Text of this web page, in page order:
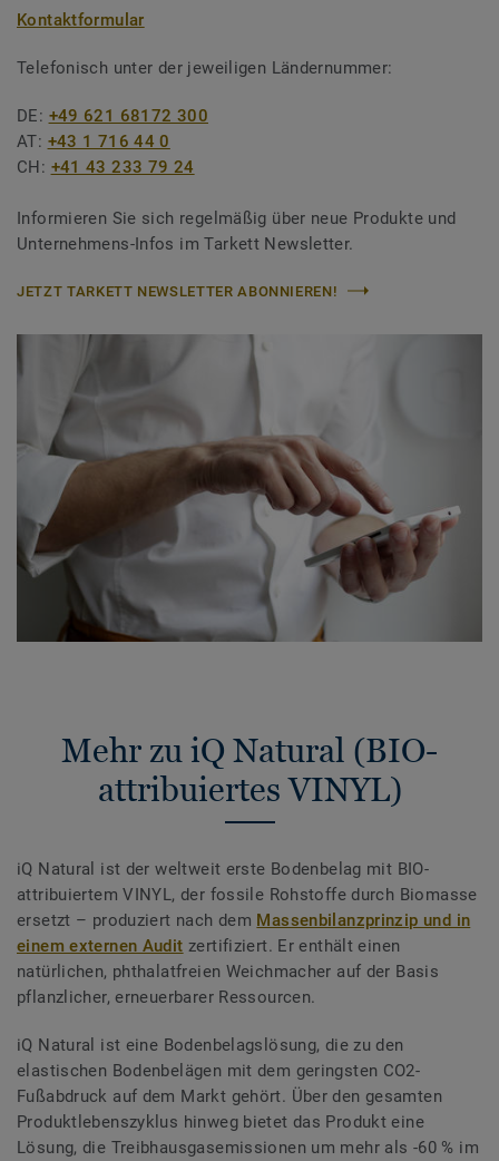
Kontaktformular
Telefonisch unter der jeweiligen Ländernummer:
DE: +49 621 68172 300
AT: +43 1 716 44 0
CH: +41 43 233 79 24
Informieren Sie sich regelmäßig über neue Produkte und
Unternehmens-Infos im Tarkett Newsletter.
JETZT TARKETT NEWSLETTER ABONNIEREN!
Mehr zu iQ Natural (BIO-
attribuiertes VINYL)
iQ Natural ist der weltweit erste Bodenbelag mit BIO-
attribuiertem VINYL, der fossile Rohstoffe durch Biomasse
ersetzt – produziert nach dem Massenbilanzprinzip und in
einem externen Audit zertifiziert. Er enthält einen
natürlichen, phthalatfreien Weichmacher auf der Basis
pflanzlicher, erneuerbarer Ressourcen.
iQ Natural ist eine Bodenbelagslösung, die zu den
elastischen Bodenbelägen mit dem geringsten CO2-
Fußabdruck auf dem Markt gehört. Über den gesamten
Produktlebenszyklus hinweg bietet das Produkt eine
Lösung, die Treibhausgasemissionen um mehr als -60 % im